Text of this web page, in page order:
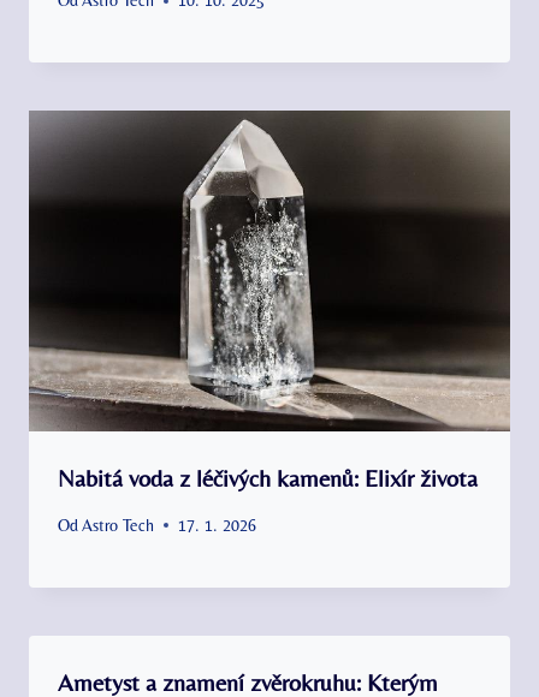
Nabitá voda z léčivých kamenů: Elixír života
Od Astro Tech 17. 1. 2026
Ametyst a znamení zvěrokruhu: Kterým